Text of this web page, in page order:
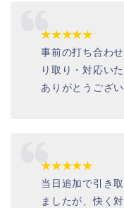
★★★★★
事前の打ち合わ
り取り・対応い
ありがとうござい
★★★★★
当日追加で引き
ましたが、快く